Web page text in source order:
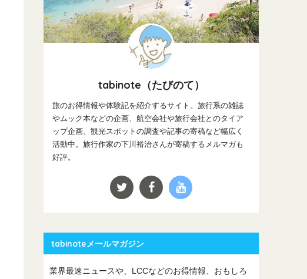
tabinote（たびのて）
旅のお得情報や体験記を紹介するサイト。旅行系の雑誌
やムック本などの企画、航空会社や旅行会社とのタイア
ップ企画、観光スポットの調査や記事の寄稿など幅広く
活動中。旅行作家の下川裕治さんが寄稿するメルマガも
好評。
tabinoteメールマガジン
業界最速ニュースや、LCCなどのお得情報、おもしろ